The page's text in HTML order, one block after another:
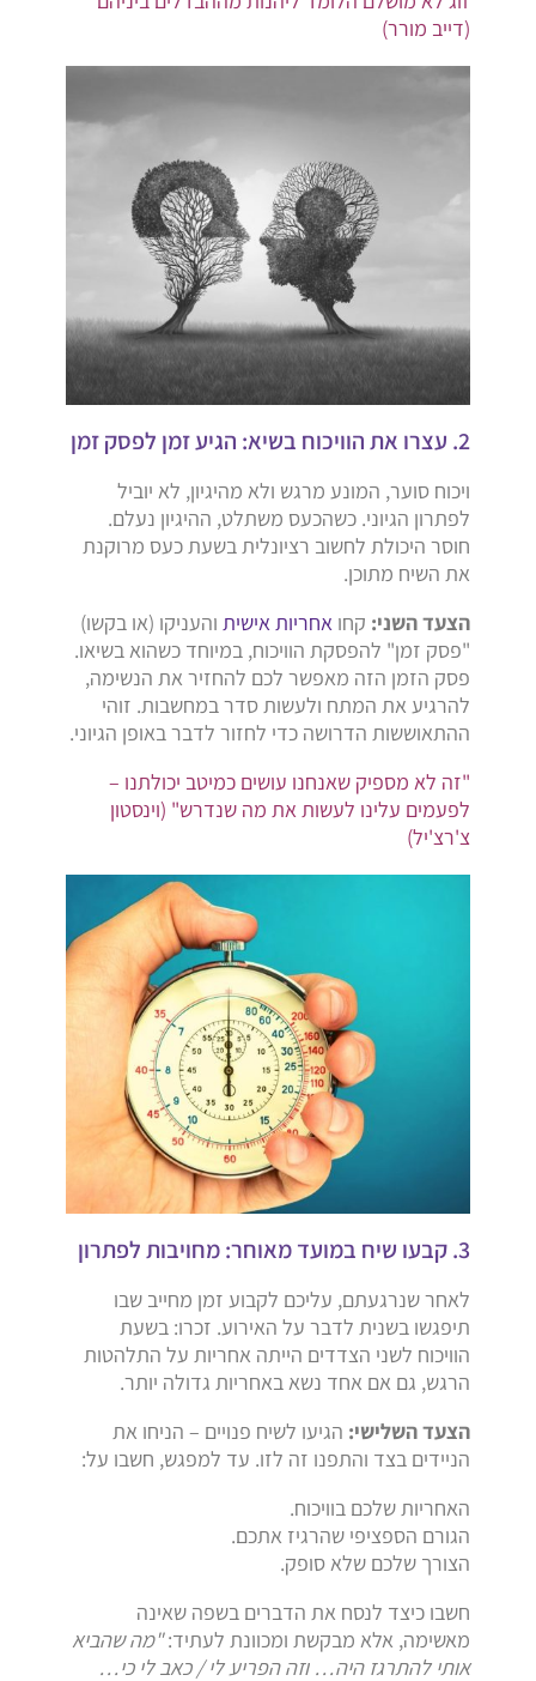
(דייב מורר)
2. עצרו את הוויכוח בשיא: הגיע זמן לפסק זמן
ויכוח סוער, המונע מרגש ולא מהיגיון, לא יוביל
לפתרון הגיוני. כשהכעס משתלט, ההיגיון נעלם.
חוסר היכולת לחשוב רציונלית בשעת כעס מרוקנת
את השיח מתוכן.
הצעד השני: קחו אחריות אישיתוהעניקו (או בקשו)
"פסק זמן" להפסקת הוויכוח, במיוחד כשהוא בשיאו.
פסק הזמן הזה מאפשר לכם להחזיר את הנשימה,
להרגיע את המתח ולעשות סדר במחשבות. זוהי
ההתאוששות הדרושה כדי לחזור לדבר באופן הגיוני.
"זה לא מספיק שאנחנו עושים כמיטב יכולתנו –
לפעמים עלינו לעשות את מה שנדרש" (וינסטון
צ'רצ'יל)
3. קבעו שיח במועד מאוחר: מחויבות לפתרון
לאחר שנרגעתם, עליכם לקבוע זמן מחייב שבו
תיפגשו בשנית לדבר על האירוע. זכרו: בשעת
הוויכוח לשני הצדדים הייתה אחריות על התלהטות
הרגש, גם אם אחד נשא באחריות גדולה יותר.
הצעד השלישי: הגיעו לשיח פנויים – הניחו את
הניידים בצד והתפנו זה לזו. עד למפגש, חשבו על:
האחריות שלכם בוויכוח.
הגורם הספציפי שהרגיז אתכם.
הצורך שלכם שלא סופק.
חשבו כיצד לנסח את הדברים בשפה שאינה
מאשימה, אלא מבקשת ומכוונת לעתיד:"מה שהביא
אותי להתרגז היה… וזה הפריע לי / כאב לי כי…